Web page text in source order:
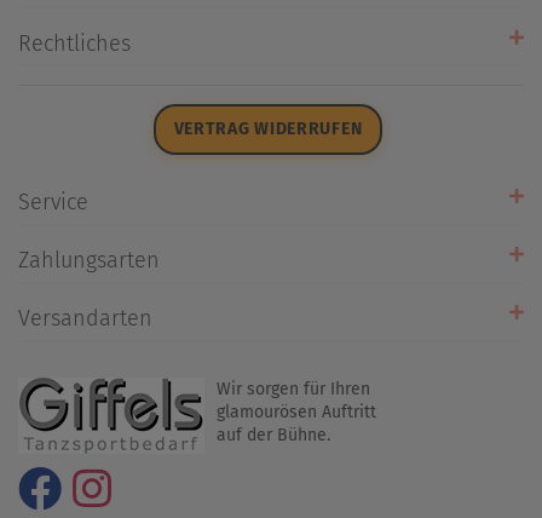
Öffnungszeiten
Rechtliches
VERTRAG WIDERRUFEN
Service
Rückrufservice
Umtausch/Rücksendung
Zahlungsarten
Versandarten
Wir sorgen für Ihren
glamourösen Auftritt
auf der Bühne.